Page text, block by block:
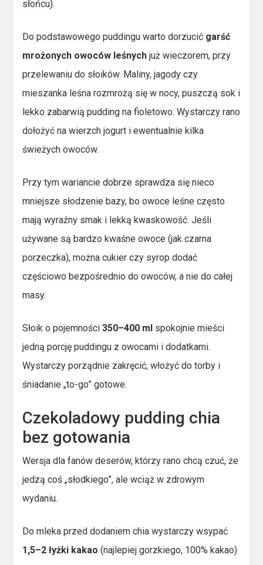
słońcu).
Do podstawowego puddingu warto dorzucić garść
mrożonych owoców leśnych już wieczorem, przy
przelewaniu do słoików. Maliny, jagody czy
mieszanka leśna rozmrożą się w nocy, puszczą sok i
lekko zabarwią pudding na fioletowo. Wystarczy rano
dołożyć na wierzch jogurt i ewentualnie kilka
świeżych owoców.
Przy tym wariancie dobrze sprawdza się nieco
mniejsze słodzenie bazy, bo owoce leśne często
mają wyraźny smak i lekką kwaskowość. Jeśli
używane są bardzo kwaśne owoce (jak czarna
porzeczka), można cukier czy syrop dodać
częściowo bezpośrednio do owoców, a nie do całej
masy.
Słoik o pojemności350–400 ml spokojnie mieści
jedną porcję puddingu z owocami i dodatkami.
Wystarczy porządnie zakręcić, włożyć do torby i
śniadanie „to-go” gotowe.
Czekoladowy pudding chia
bez gotowania
Wersja dla fanów deserów, którzy rano chcą czuć, że
jedzą coś „słodkiego”, ale wciąż w zdrowym
wydaniu.
Do mleka przed dodaniem chia wystarczy wsypać
1,5–2 łyżki kakao (najlepiej gorzkiego, 100% kakao)